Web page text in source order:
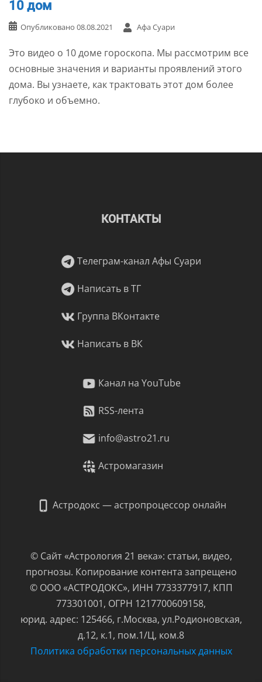
10 дом
Опубликовано 08.08.2021 Афа Суари
Это видео о 10 доме гороскопа. Мы рассмотрим все
основные значения и варианты проявлений этого
дома. Вы узнаете, как трактовать этот дом более
глубоко и объемно.
КОНТАКТЫ
Телеграм-канал Афы Суари
Написать в ТГ
Группа ВКонтакте
Написать в ВК
Канал на YouTube
RSS-лента
info@astro21.ru
Астромагазин
Астродокс — астропроцессор онлайн
© Сайт «Астрология 21 века»: статьи, видео,
прогнозы. Копирование контента запрещено
© ООО «АСТРОДОКС», ИНН 7733377917, КПП
773301001, ОГРН 1217700609158,
юрид. адрес: 125466, г.Москва, ул.Родионовская,
д.12, к.1, пом.1/Ц, ком.8
Политика обработки персональных данных